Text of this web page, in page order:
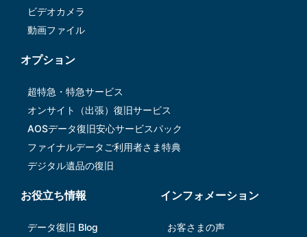
ビデオカメラ
動画ファイル
オプション
超特急・特急サービス
オンサイト（出張）復旧サービス
AOSデータ復旧安⼼サービスパック
ファイナルデータご利⽤者さま特典
デジタル遺品の復旧
お役立ち情報
データ復旧 Blog
インフォメーション
お客さまの声